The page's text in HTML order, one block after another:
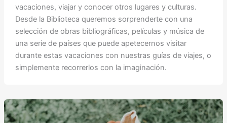
vacaciones, viajar y conocer otros lugares y culturas.
Desde la Biblioteca queremos sorprenderte con una
selección de obras bibliográficas, películas y música de
una serie de países que puede apetecernos visitar
durante estas vacaciones con nuestras guías de viajes, o
simplemente recorrerlos con la imaginación.